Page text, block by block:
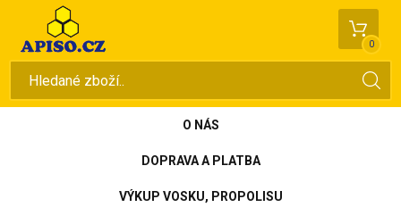
0
O NÁS
DOPRAVA A PLATBA
VÝKUP VOSKU, PROPOLISU